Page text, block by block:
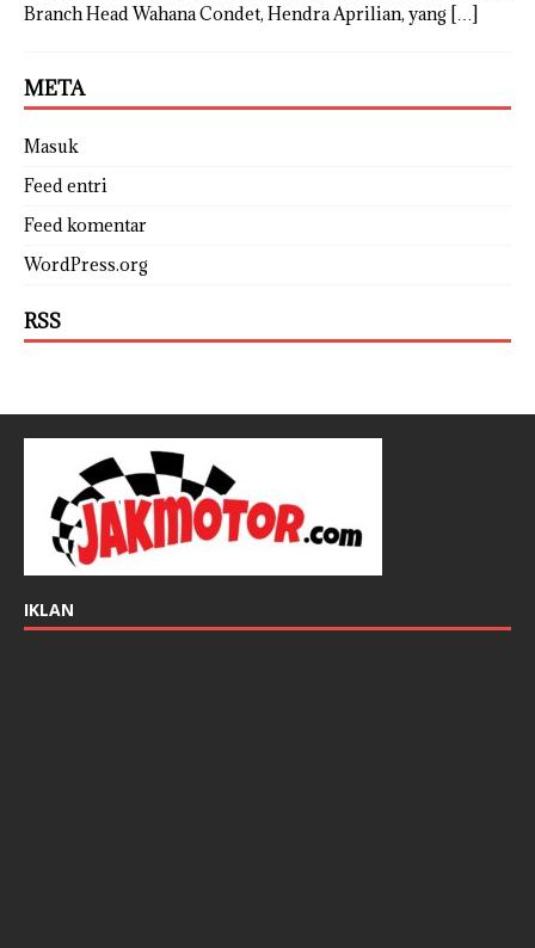
Branch Head Wahana Condet, Hendra Aprilian, yang […]
META
Masuk
Feed entri
Feed komentar
WordPress.org
RSS
IKLAN